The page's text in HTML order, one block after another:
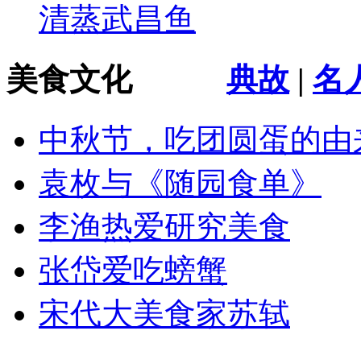
清蒸武昌鱼
美食文化 典故 | 名
中秋节，吃团圆蛋的由
袁枚与《随园食单》
李渔热爱研究美食
张岱爱吃螃蟹
宋代大美食家苏轼